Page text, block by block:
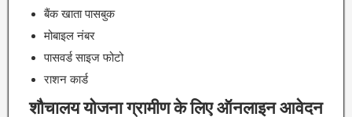
बैंक खाता पासबुक
मोबाइल नंबर
पासवर्ड साइज फोटो
राशन कार्ड
शौचालय योजना ग्रामीण के लिए ऑनलाइन आवेदन